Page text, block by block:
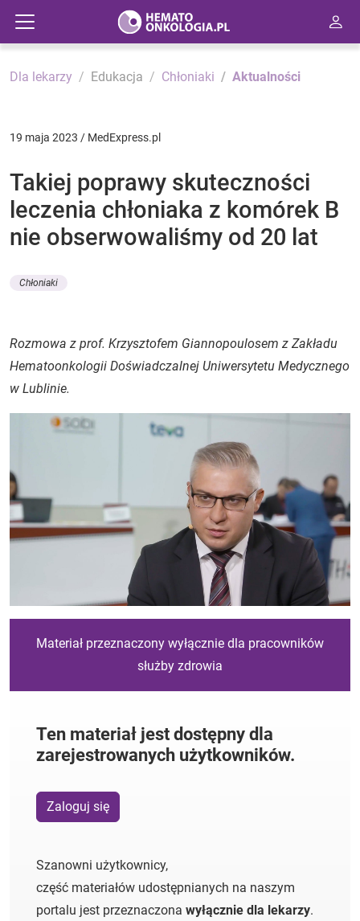
Dla lekarzy Edukacja Chłoniaki Aktualności
19 maja 2023 / MedExpress.pl
Takiej poprawy skuteczności
leczenia chłoniaka z komórek B
nie obserwowaliśmy od 20 lat
Chłoniaki
Rozmowa z prof. Krzysztofem Giannopoulosem z Zakładu
Hematoonkologii Doświadczalnej Uniwersytetu Medycznego
w Lublinie.
Materiał przeznaczony wyłącznie dla pracowników
służby zdrowia
Ten materiał jest dostępny dla
zarejestrowanych użytkowników.
Zaloguj się
Szanowni użytkownicy,
część materiałów udostępnianych na naszym
portalu jest przeznaczona wyłącznie dla lekarzy.